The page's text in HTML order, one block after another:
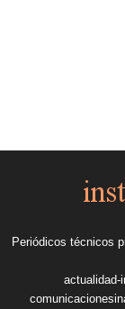
Periódicos técnicos
actualidad-